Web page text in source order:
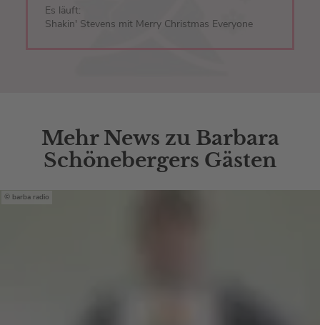
Es läuft:
Shakin' Stevens mit Merry Christmas Everyone
Mehr News zu Barbara
Schönebergers Gästen
barba radio